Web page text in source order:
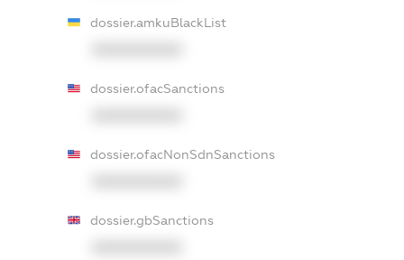
dossier.amkuBlackList
dossier.ofacSanctions
dossier.ofacNonSdnSanctions
dossier.gbSanctions